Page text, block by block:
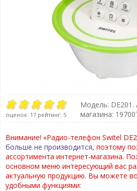
оценок: 17рейтинг: 5
Модель: DE201 .
магазина:
Внимание! «Радио-телефон Switel
больше не производится, поэтому
ассортимента интернет-магазина.
основном меню интересующий вас
актуальную продукцию. Вы можете
удобными функциями: